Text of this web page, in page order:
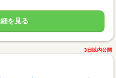
を見る
3日以内公開